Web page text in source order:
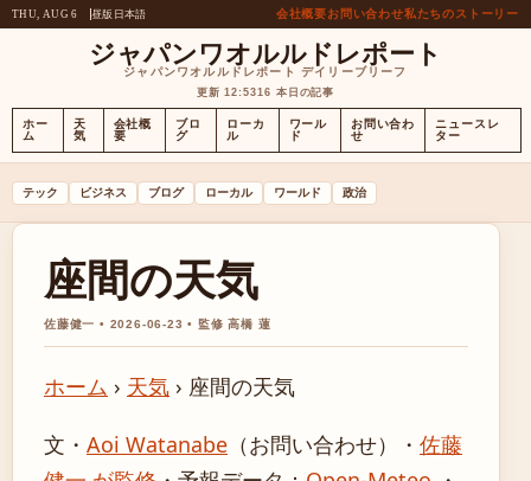
THU, AUG 6 昼版 日本語 会社概要お問い合わせ私たちのストーリー
ジャパンワオルルドレポート
ジャパンワオルルドレポート デイリーブリーフ
更新 12:5316 本日の記事
ホー
ム
天
気
会社概
要
ブロ
グ
ローカ
ル
ワール
ド
お問い合わ
せ
ニュースレ
ター
テック ビジネス ブログ ローカル ワールド 政治
座間の天気
佐藤健一 • 2026-06-23 • 監修 高橋 蓮
ホーム › 天気 › 座間の天気
文・ Aoi Watanabe （お問い合わせ） ・ 佐藤